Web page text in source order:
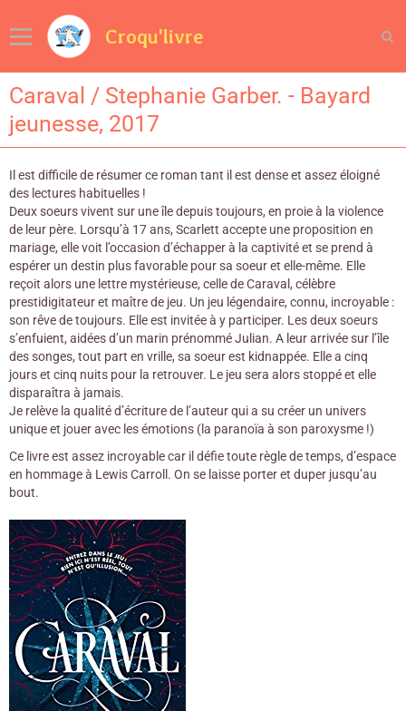
Croqu'livre
Caraval / Stephanie Garber. - Bayard
jeunesse, 2017
Il est difficile de résumer ce roman tant il est dense et assez éloigné
des lectures habituelles !
Deux soeurs vivent sur une île depuis toujours, en proie à la violence
de leur père. Lorsqu’à 17 ans, Scarlett accepte une proposition en
mariage, elle voit l’occasion d’échapper à la captivité et se prend à
espérer un destin plus favorable pour sa soeur et elle-même. Elle
reçoit alors une lettre mystérieuse, celle de Caraval, célèbre
prestidigitateur et maître de jeu. Un jeu légendaire, connu, incroyable :
son rêve de toujours. Elle est invitée à y participer. Les deux soeurs
s’enfuient, aidées d’un marin prénommé Julian. A leur arrivée sur l’île
des songes, tout part en vrille, sa soeur est kidnappée. Elle a cinq
jours et cinq nuits pour la retrouver. Le jeu sera alors stoppé et elle
disparaîtra à jamais.
Je relève la qualité d’écriture de l’auteur qui a su créer un univers
unique et jouer avec les émotions (la paranoïa à son paroxysme !)
Ce livre est assez incroyable car il défie toute règle de temps, d’espace
en hommage à Lewis Carroll. On se laisse porter et duper jusqu’au
bout.